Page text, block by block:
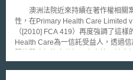
通知遠程位置之能力; (4) 增強定位地
式提供警報和預警的能力，其也規範
預警協議、標準、名詞術語定義，以
案更採用多元化傳遞機制，來傳播國
而觸及最多數人，聯邦政府更應加強
會」，除了聯邦政府及地方政府官員
澳洲法院近來持續在著作權相關
性，在Primary Health Care Limited
（[2010] FCA 419）再度強調了這
Health Care為一信託受益人，透過
諮詢意見都有著作權，而於計算稅基